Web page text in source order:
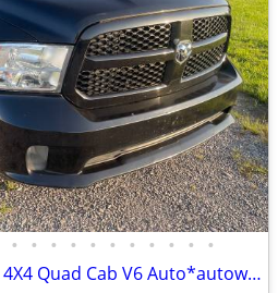
• • • • • • • • • • •
2018 Ram 1500 Express 4X4 Quad Cab V6 Auto*autoworldil.com* MAINTAINED